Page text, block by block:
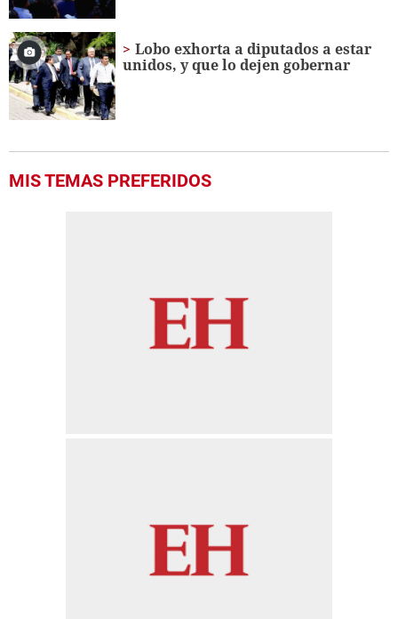
Lobo exhorta a diputados a estar
unidos, y que lo dejen gobernar
MIS TEMAS PREFERIDOS